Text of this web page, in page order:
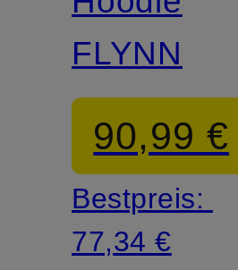
FLYNN
90,99 €
Bestpreis:
77,34 €